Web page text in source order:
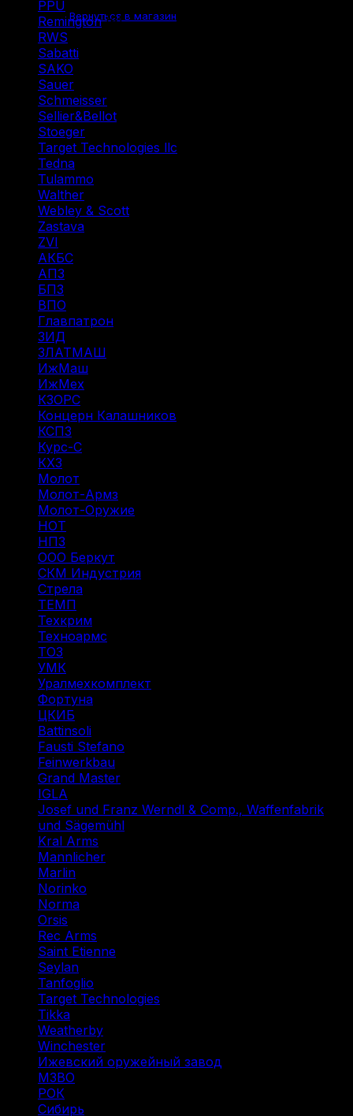
Вернуться в магазин
PPU
Remington (6)
RWS
Sabatti
SAKO
Sauer
Schmeisser
Sellier&Bellot
Stoeger
Target Technologies llc
Tedna
Tulammo
Walther
Webley & Scott
Zastava
ZVI
АКБС
АПЗ
БПЗ
ВПО
Главпатрон
ЗИД
ЗЛАТМАШ
ИжМаш
ИжМех
КЗОРС
Концерн Калашников
КСПЗ
Курс-С
КХЗ
Молот
Молот-Армз
Молот-Оружие
НОТ
НПЗ
ООО Беркут
СКМ Индустрия
Стрела
ТЕМП
Техкрим
Техноармс
ТОЗ
УМК
Уралмехкомплект
Фортуна
ЦКИБ
Battinsoli
Fausti Stefano
Feinwerkbau
Grand Master
IGLA
Josef und Franz Werndl & Comp., Waffenfabrik
und Sägemühl
Kral Arms
Mannlicher
Marlin
Norinko
Norma
Orsis
Rec Arms
Saint Etienne
Seylan
Tanfoglio
Target Technologies
Tikka
Weatherby
Winchester
Ижевский оружейный завод
МЗВО
РОК
Сибирь